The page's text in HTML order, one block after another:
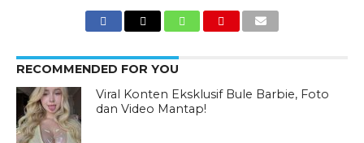
RECOMMENDED FOR YOU
Viral Konten Eksklusif Bule Barbie, Foto
dan Video Mantap!